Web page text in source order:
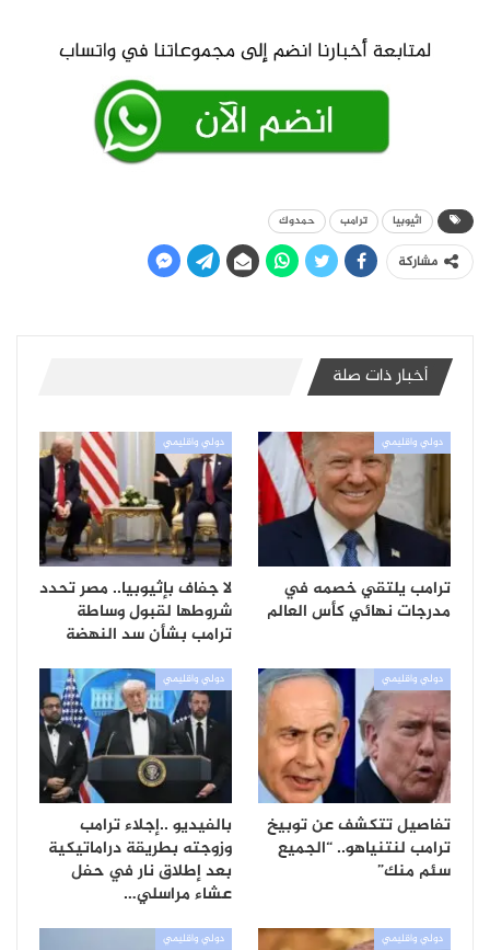
اثيوبيا ترامب حمدوك
مشاركة
أخبار ذات صلة
دولي واقليمي
ترامب يلتقي خصمه في
مدرجات نهائي كأس العالم
دولي واقليمي
لا جفاف بإثيوبيا.. مصر تحدد
شروطها لقبول وساطة
ترامب بشأن سد النهضة
دولي واقليمي
تفاصيل تتكشف عن توبيخ
ترامب لنتنياهو.. “الجميع
سئم منك”
دولي واقليمي
بالفيديو ..إجلاء ترامب
وزوجته بطريقة دراماتيكية
بعد إطلاق نار في حفل
عشاء مراسلي…
دولي واقليمي دولي واقليمي